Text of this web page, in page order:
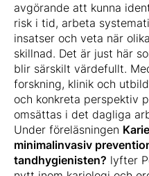
avgörande att kunna
risk i tid, arbeta
insatser och veta när
skillnad. Det är just här
blir särskilt värdefullt.
forskning, klinik och
och konkreta perspektiv
omsättas i det dagliga
Under föreläsningen
minimalinvasiv
tandhygienisten? lyfter